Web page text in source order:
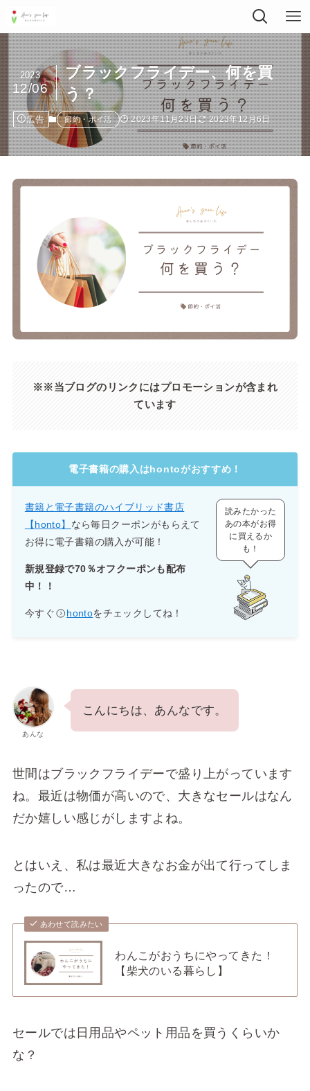
ブラックフライデー、何を買
う？
2023
12/06
広告 節約・ポイ活 2023年11月23日 2023年12月6日
※※当ブログのリンクにはプロモーションが含まれ
ています
電子書籍の購入はhontoがおすすめ！
書籍と電子書籍のハイブリッド書店
【honto】 なら毎日クーポンがもらえて
お得に電子書籍の購入が可能！
新規登録で70％オフクーポンも配布
中！！
今すぐ hontoをチェックしてね！
読みたかった
あの本がお得
に買えるか
も！
あんな
こんにちは、あんなです。
世間はブラックフライデーで盛り上がっています
ね。最近は物価が高いので、大きなセールはなん
だか嬉しい感じがしますよね。
とはいえ、私は最近大きなお金が出て行ってしま
ったので…
あわせて読みたい
わんこがおうちにやってきた！
【柴犬のいる暮らし】
セールでは日用品やペット用品を買うくらいか
な？